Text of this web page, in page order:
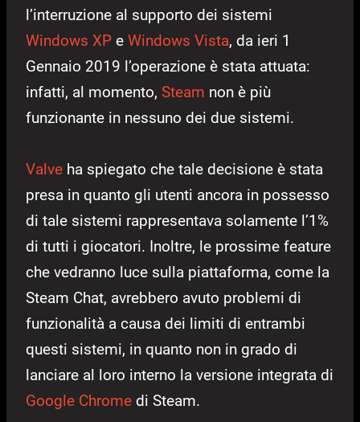
l’interruzione al supporto dei sistemi
Windows XP e Windows Vista, da ieri 1
Gennaio 2019 l’operazione è stata attuata:
infatti, al momento, Steam non è più
funzionante in nessuno dei due sistemi.
Valve ha spiegato che tale decisione è stata
presa in quanto gli utenti ancora in possesso
di tale sistemi rappresentava solamente l’1%
di tutti i giocatori. Inoltre, le prossime feature
che vedranno luce sulla piattaforma, come la
Steam Chat, avrebbero avuto problemi di
funzionalità a causa dei limiti di entrambi
questi sistemi, in quanto non in grado di
lanciare al loro interno la versione integrata di
Google Chrome di Steam.